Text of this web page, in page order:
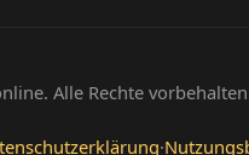
Alle Rechte
·